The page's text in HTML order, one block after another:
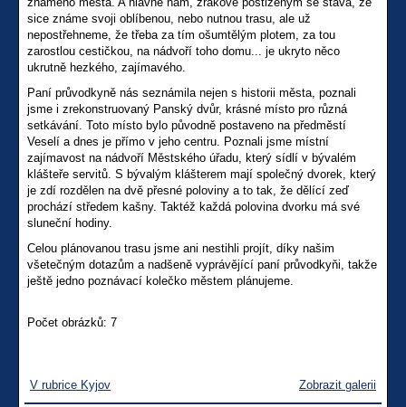
sice známe svoji oblíbenou, nebo nutnou trasu, ale už
nepostřehneme, že třeba za tím ošumtělým plotem, za tou
zarostlou cestičkou, na nádvoří toho domu... je ukryto něco
ukrutně hezkého, zajímavého.
Paní průvodkyně nás seznámila nejen s historii města, poznali
jsme i zrekonstruovaný Panský dvůr, krásné místo pro různá
setkávání. Toto místo bylo původně postaveno na předměstí
Veselí a dnes je přímo v jeho centru. Poznali jsme místní
zajímavost na nádvoří Městského úřadu, který sídlí v bývalém
klášteře servitů. S bývalým klášterem mají společný dvorek, který
je zdí rozdělen na dvě přesné poloviny a to tak, že dělící zeď
prochází středem kašny. Taktéž každá polovina dvorku má své
sluneční hodiny.
Celou plánovanou trasu jsme ani nestihli projít, díky našim
všetečným dotazům a nadšeně vyprávějící paní průvodkyňi, takže
ještě jedno poznávací kolečko městem plánujeme.
Počet obrázků: 7
V rubrice Kyjov Zobrazit galerii